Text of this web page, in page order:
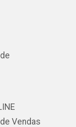
Vendas